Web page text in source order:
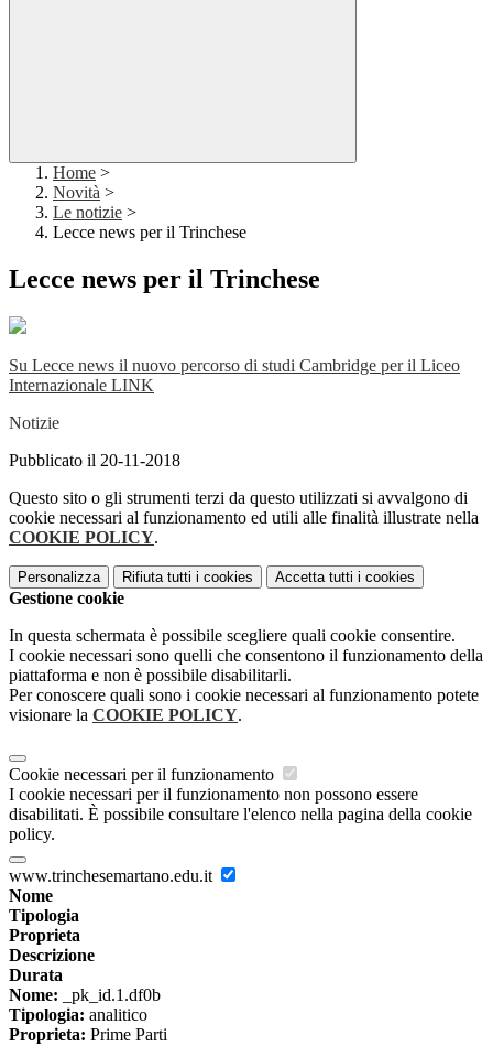
Home >
Novità >
Le notizie >
Lecce news per il Trinchese
Lecce news per il Trinchese
Su Lecce news il nuovo percorso di studi Cambridge per il Liceo
Internazionale LINK
Notizie
Pubblicato il 20-11-2018
Questo sito o gli strumenti terzi da questo utilizzati si avvalgono di
cookie necessari al funzionamento ed utili alle finalità illustrate nella
COOKIE POLICY.
Personalizza Rifiuta tutti i cookies Accetta tutti i cookies
Gestione cookie
In questa schermata è possibile scegliere quali cookie consentire.
I cookie necessari sono quelli che consentono il funzionamento della
piattaforma e non è possibile disabilitarli.
Per conoscere quali sono i cookie necessari al funzionamento potete
visionare la COOKIE POLICY.
Cookie necessari per il funzionamento
I cookie necessari per il funzionamento non possono essere
disabilitati. È possibile consultare l'elenco nella pagina della cookie
policy.
www.trinchesemartano.edu.it
Nome
Tipologia
Proprieta
Descrizione
Durata
Nome: _pk_id.1.df0b
Tipologia: analitico
Proprieta: Prime Parti